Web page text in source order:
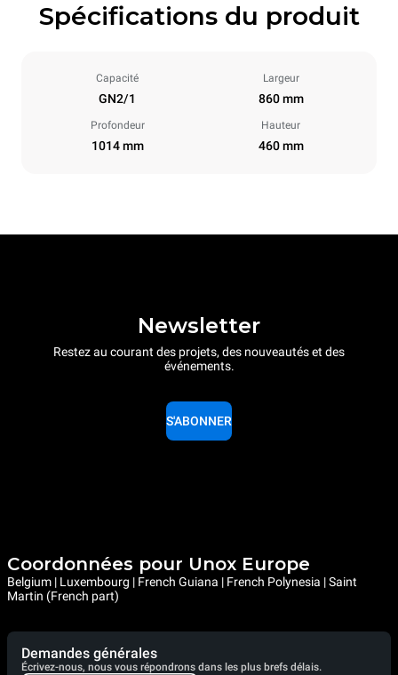
Spécifications du produit
Capacité
GN2/1
Largeur
860 mm
Profondeur
1014 mm
Hauteur
460 mm
Newsletter
Restez au courant des projets, des nouveautés et des
événements.
S'ABONNER
Coordonnées pour Unox Europe
Belgium | Luxembourg | French Guiana | French Polynesia | Saint
Martin (French part)
Demandes générales
Écrivez-nous, nous vous répondrons dans les plus brefs délais.